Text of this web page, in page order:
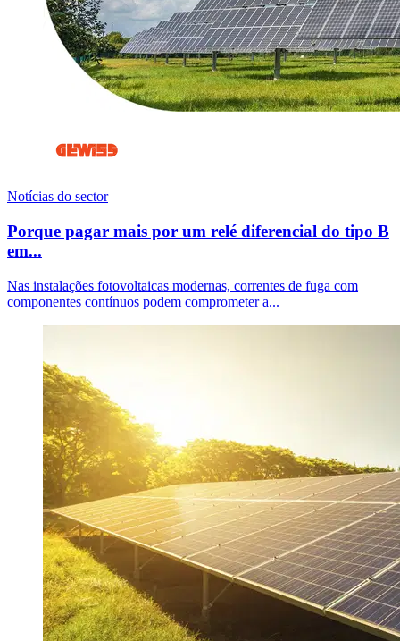
Notícias do sector
Porque pagar mais por um relé diferencial do tipo B
em...
Nas instalações fotovoltaicas modernas, correntes de fuga com
componentes contínuos podem comprometer a...